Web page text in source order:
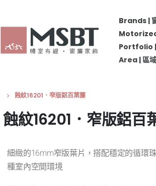
Brands |
Motorized
Portfolio |
Area | 區
蝕紋16201．窄版鋁百葉簾
蝕紋16201．窄版鋁百
細緻的16mm窄版葉片，搭配穩定的循環
種室內空間環境